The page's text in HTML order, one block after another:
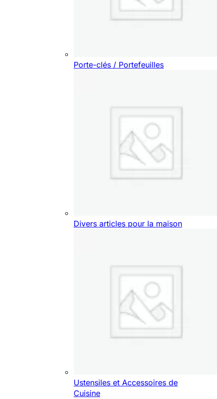
Porte-clés / Portefeuilles
Divers articles pour la maison
Ustensiles et Accessoires de
Cuisine